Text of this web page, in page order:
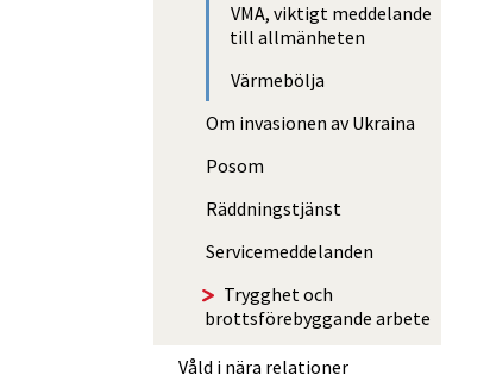
VMA, viktigt meddelande
till allmänheten
Värmebölja
Om invasionen av Ukraina
Posom
Räddnings­tjänst
Service­med­delanden
Trygghet och
brottsförebyggande arbete
Våld i nära relationer